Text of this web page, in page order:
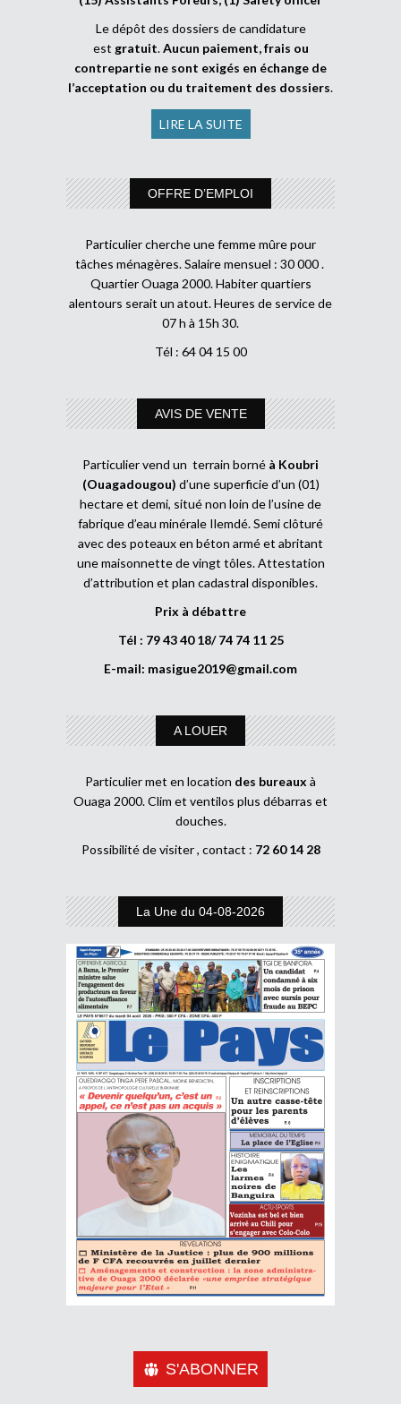
Le dépôt des dossiers de candidature
est gratuit.Aucun paiement, frais ou
contrepartie ne sont exigés en échange de
l’acceptation ou du traitement des dossiers.
LIRE LA SUITE
OFFRE D’EMPLOI
Particulier cherche une femme mûre pour
tâches ménagères. Salaire mensuel : 30 000 .
Quartier Ouaga 2000. Habiter quartiers
alentours serait un atout. Heures de service de
07 h à 15h 30.
Tél : 64 04 15 00
AVIS DE VENTE
Particulier vend un terrain borné à Koubri
(Ouagadougou) d’une superficie d’un (01)
hectare et demi, situé non loin de l’usine de
fabrique d’eau minérale Ilemdé. Semi clôturé
avec des poteaux en béton armé et abritant
une maisonnette de vingt tôles. Attestation
d’attribution et plan cadastral disponibles.
Prix à débattre
Tél : 79 43 40 18/ 74 74 11 25
E-mail: masigue2019@gmail.com
A LOUER
Particulier met en location des bureaux à
Ouaga 2000. Clim et ventilos plus débarras et
douches.
Possibilité de visiter , contact : 72 60 14 28
La Une du 04-08-2026
S'ABONNER